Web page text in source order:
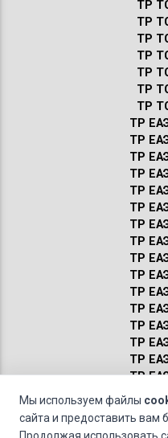
ТР
ТР
ТР
ТР
ТР
ТР
ТР
ТР
ТР
ТР
ТР
ТР
ТР
ТР
ТР
ТР
ТР
ТР
ТР
ТР
ТР
ТР
ТР
Мы используем файлы
сайта и предоставить вам